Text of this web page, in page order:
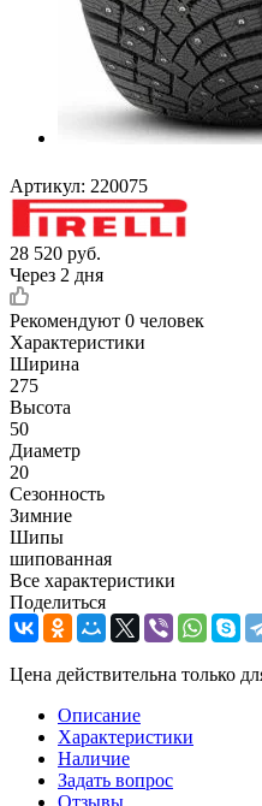
Артикул: 220075
28 520 руб.
Через 2 дня
Рекомендуют 0 человек
Характеристики
Ширина
275
Высота
50
Диаметр
20
Сезонность
Зимние
Шипы
шипованная
Все характеристики
Поделиться
Цена действительна только
Описание
Характеристики
Наличие
Задать вопрос
Отзывы